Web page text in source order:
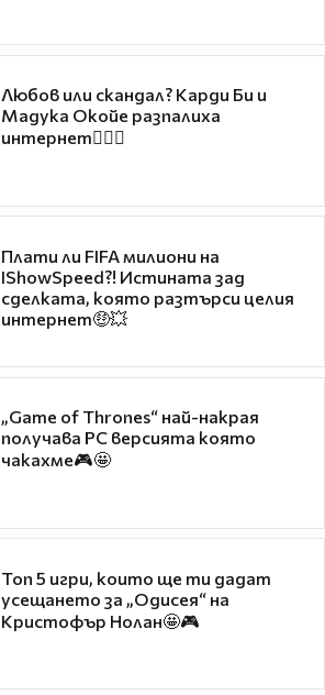
Любов или скандал? Карди Би и
Мадука Окойе разпалиха
интернет❤️‍🔥🔥
Плати ли FIFA милиони на
IShowSpeed?! Истината зад
сделката, която разтърси целия
интернет🤑💥
„Game of Thrones“ най-накрая
получава PC версията която
чакахме🎮🤩
Топ 5 игри, които ще ти дадат
усещането за „Одисея“ на
Кристофър Нолан🤩🎮